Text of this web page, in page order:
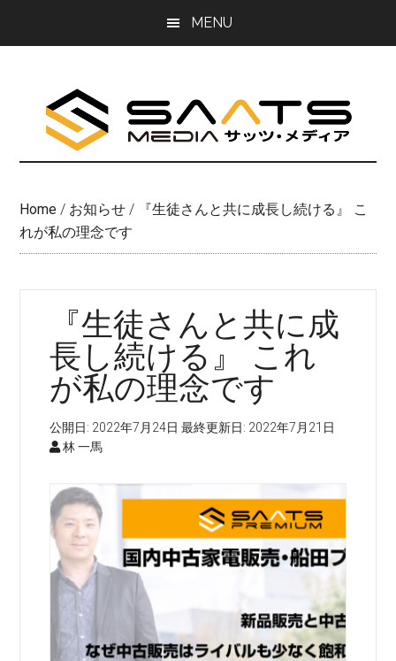
MENU
Home / お知らせ / 『生徒さんと共に成長し続ける』 こ
れが私の理念です
『生徒さんと共に成
長し続ける』 これ
が私の理念です
公開日: 2022年7月24日 最終更新日: 2022年7月21日
林 一馬